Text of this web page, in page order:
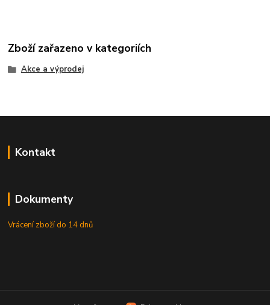
Zboží zařazeno v kategoriích
Akce a výprodej
Kontakt
Dokumenty
Vrácení zboží do 14 dnů